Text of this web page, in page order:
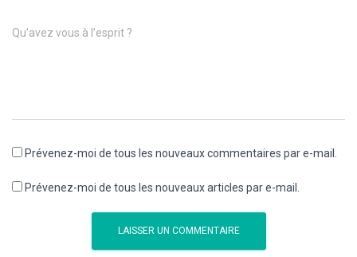
Qu’avez vous à l’esprit ?
Prévenez-moi de tous les nouveaux commentaires par e-mail.
Prévenez-moi de tous les nouveaux articles par e-mail.